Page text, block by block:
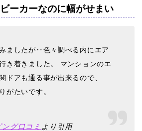
ーカーなのに幅がせまい
ましたが‥色々調べる内にエア
き着きました。 マンションのエ
ドアも通る事が出来るので、
がたいです。
グ口コミ より引用